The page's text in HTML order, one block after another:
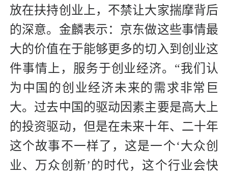
放在扶持创业上，不禁让大家揣摩背后
的深意。金麟表示：京东做这些事情最
大的价值在于能够更多的切入到创业这
件事情上，服务于创业经济。“我们认
为中国的创业经济未来的需求非常巨
大。过去中国的驱动因素主要是高大上
的投资驱动，但是在未来十年、二十年
这个故事不一样了，这是一个‘大众创
业、万众创新’的时代，这个行业会快